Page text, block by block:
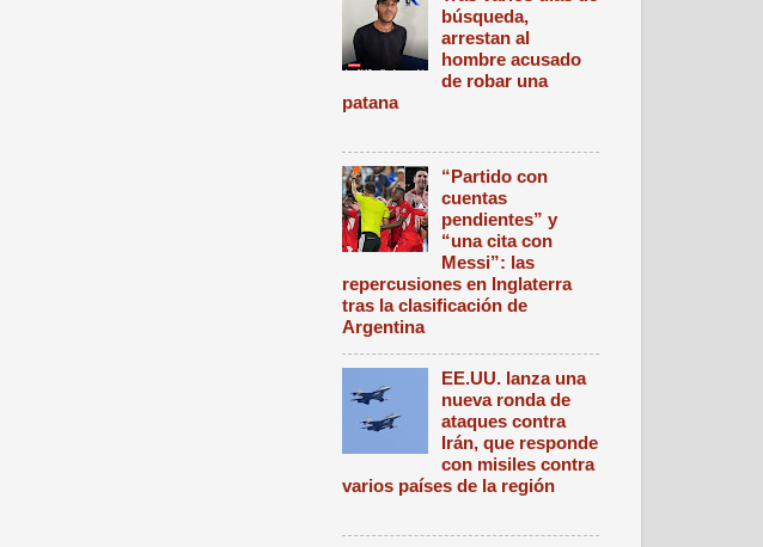
búsqueda,
arrestan al
hombre acusado
de robar una
patana
“Partido con
cuentas
pendientes” y
“una cita con
Messi”: las
repercusiones en Inglaterra
tras la clasificación de
Argentina
EE.UU. lanza una
nueva ronda de
ataques contra
Irán, que responde
con misiles contra
varios países de la región